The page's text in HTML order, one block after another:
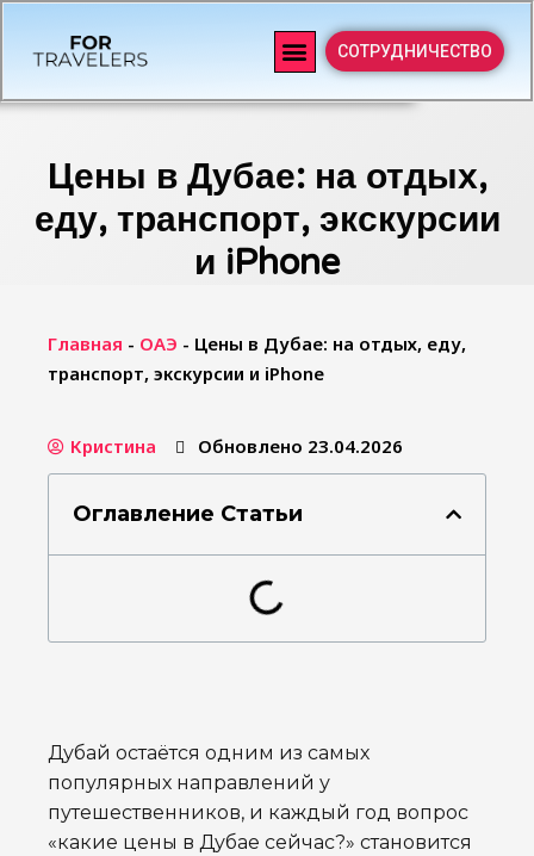
СОТРУДНИЧЕСТВО
Цены в Дубае: на отдых,
еду, транспорт, экскурсии
и iPhone
Главная - ОАЭ - Цены в Дубае: на отдых, еду,
транспорт, экскурсии и iPhone
Кристина Обновлено 23.04.2026
Оглавление Статьи
Дубай остаётся одним из самых
популярных направлений у
путешественников, и каждый год вопрос
«какие цены в Дубае сейчас?» становится